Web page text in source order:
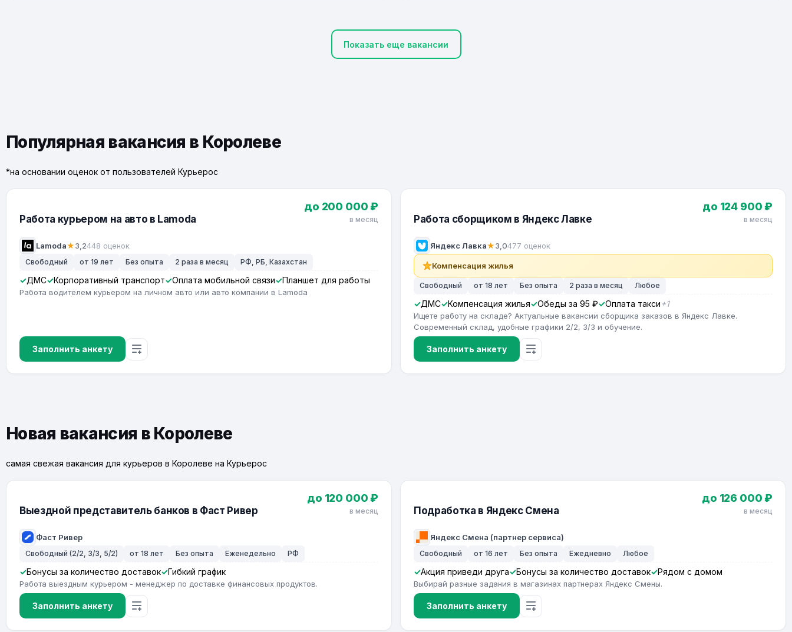
Показать еще вакансии
Популярная вакансия в Королеве
*на основании оценок от пользователей Курьерос
Работа курьером на авто в Lamoda
Lamoda★3,2448 оценок
до 200 000 ₽
в месяц
Свободный от 19 лет Без опыта 2 раза в месяц РФ, РБ, Казахстан
ДМС Корпоративный транспорт Оплата мобильной связи Планшет для работы
Работа водителем курьером на личном авто или авто компании в Lamoda
Заполнить анкету
Работа сборщиком в Яндекс Лавке
Яндекс Лавка★3,0477 оценок
до 124 900 ₽
в месяц
Компенсация жилья
Свободный от 18 лет Без опыта 2 раза в месяц Любое
ДМС Компенсация жилья Обеды за 95 ₽ Оплата такси +1
Ищете работу на складе? Актуальные вакансии сборщика заказов в Яндекс Лавке.
Современный склад, удобные графики 2/2, 3/3 и обучение.
Заполнить анкету
Новая вакансия в Королеве
самая свежая вакансия для курьеров в Королеве на Курьерос
Выездной представитель банков в Фаст Ривер
Фаст Ривер
до 120 000 ₽
в месяц
Свободный (2/2, 3/3, 5/2) от 18 лет Без опыта Еженедельно РФ
Бонусы за количество доставок Гибкий график
Работа выездным курьером - менеджер по доставке финансовых продуктов.
Заполнить анкету
Подработка в Яндекс Смена
Яндекс Смена (партнер сервиса)
до 126 000 ₽
в месяц
Свободный от 16 лет Без опыта Ежедневно Любое
Акция приведи друга Бонусы за количество доставок Рядом с домом
Выбирай разные задания в магазинах партнерах Яндекс Смены.
Заполнить анкету